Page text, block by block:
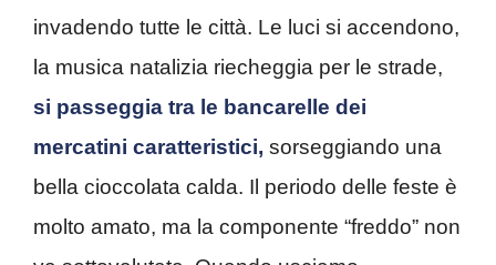
invadendo tutte le città. Le luci si accendono,
la musica natalizia riecheggia per le strade,
si passeggia tra le bancarelle dei
mercatini caratteristici, sorseggiando una
bella cioccolata calda. Il periodo delle feste è
molto amato, ma la componente “freddo” non